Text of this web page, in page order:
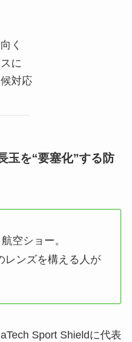
く
に
対応
玉を“要塞化”する防
空ショー。
レンズを構える人が
Sport Shieldに代表